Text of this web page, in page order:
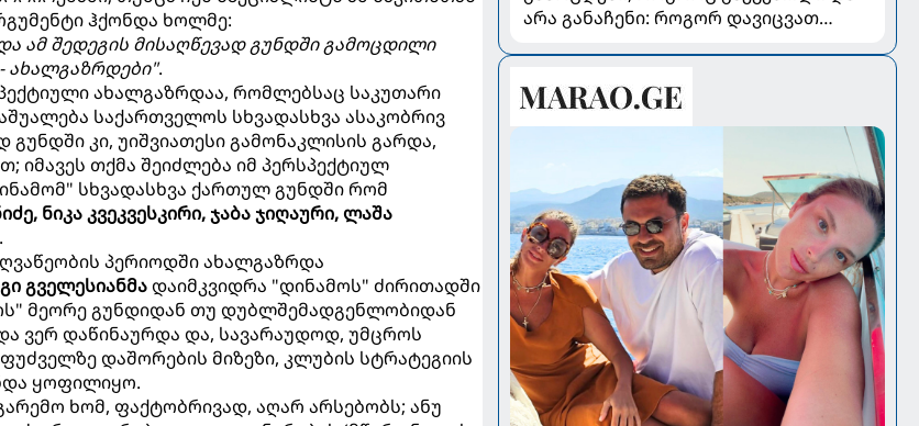
ჰქონდა ხოლმე:
ამ შედეგის მისაღწევად გუნდში გამოცდილი
ახალგაზრდები".
ახალგაზრდაა, რომლებსაც საკუთარი
საქართველოს სხვადასხვა ასაკობრივ
გუნდში კი, უიშვიათესი გამონაკლისის გარდა,
იმავეს თქმა შეიძლება იმ პერსპექტიულ
სხვადასხვა ქართულ გუნდში რომ
ნიკა კვეკვესკირი, ჯაბა ჯიღაური, ლაშა
პერიოდში ახალგაზრდა
გველესიანმადაიმკვიდრა "დინამოს" ძირითადში
მეორე გუნდიდან თუ დუბლშემადგენლობიდან
ვერ დაწინაურდა და, სავარაუდოდ, უმცროს
დაშორების მიზეზი, კლუბის სტრატეგიის
ყოფილიყო.
ხომ, ფაქტობრივად, აღარ არსებობს; ანუ
არა განაჩენი: როგორ დავიცვათ